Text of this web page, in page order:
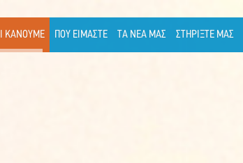
ΤΙ ΚΑΝΟΥΜΕ ΠΟΥ ΕΙΜΑΣΤΕ ΤΑ ΝΕΑ ΜΑΣ ΣΤΗΡΙΞΤΕ ΜΑΣ